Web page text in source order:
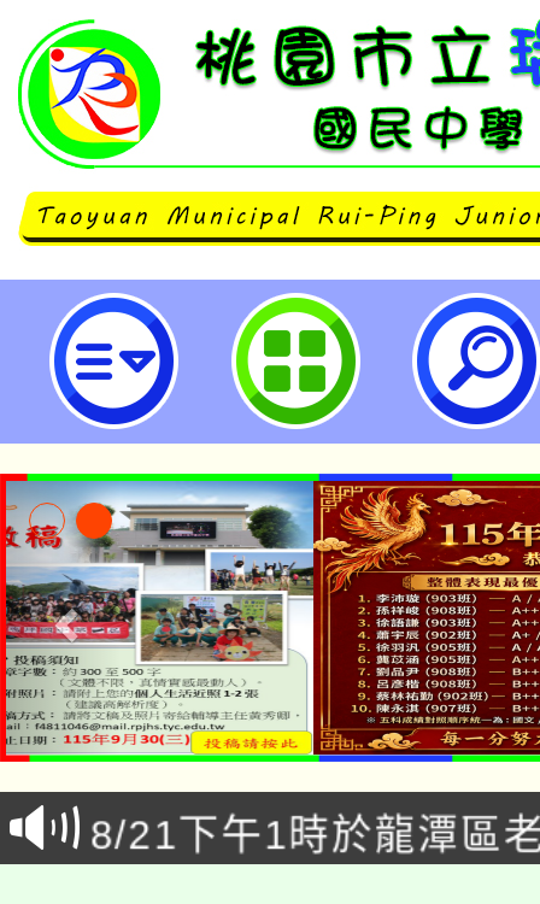
本校112學年度體育班第二次新生
園市立瑞坪國民中學
公告本校115學年度第
代理(課)教師甄選結果
告(尚有缺額)
「本色祭」8/29、30在
場熱烈登場!
8/21下午1時於龍潭區
YOUNG桃局內行報名